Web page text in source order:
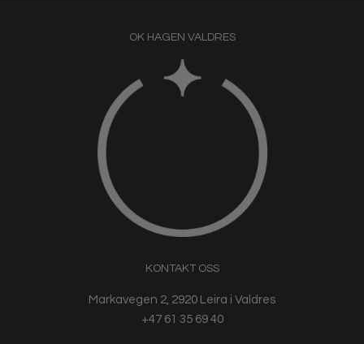
OK HAGEN VALDRES
KONTAKT OSS
Markavegen 2, 2920 Leira i Valdres
+47 61 35 69 40